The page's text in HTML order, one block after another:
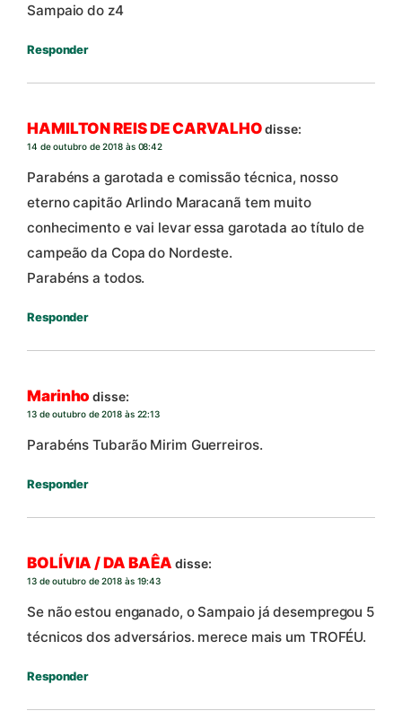
Sampaio do z4
Responder
HAMILTON REIS DE CARVALHO disse:
14 de outubro de 2018 às 08:42
Parabéns a garotada e comissão técnica, nosso
eterno capitão Arlindo Maracanã tem muito
conhecimento e vai levar essa garotada ao título de
campeão da Copa do Nordeste.
Parabéns a todos.
Responder
Marinho disse:
13 de outubro de 2018 às 22:13
Parabéns Tubarão Mirim Guerreiros.
Responder
BOLÍVIA / DA BAÊA disse:
13 de outubro de 2018 às 19:43
Se não estou enganado, o Sampaio já desempregou 5
técnicos dos adversários. merece mais um TROFÉU.
Responder